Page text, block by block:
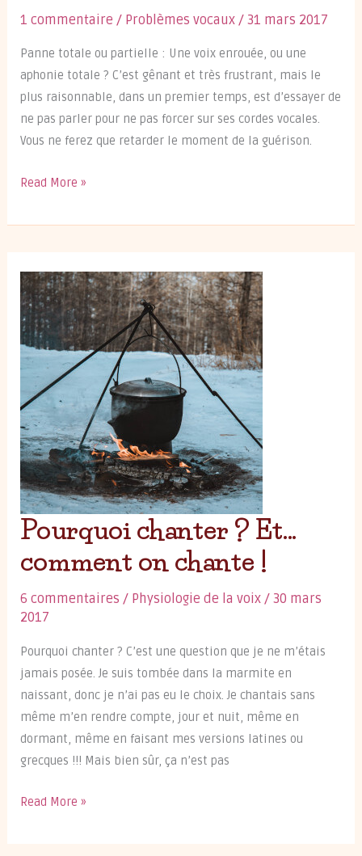
1 commentaire / Problèmes vocaux /31 mars 2017
Panne totale ou partielle : Une voix enrouée, ou une
aphonie totale ? C’est gênant et très frustrant, mais le
plus raisonnable, dans un premier temps, est d’essayer de
ne pas parler pour ne pas forcer sur ses cordes vocales.
Vous ne ferez que retarder le moment de la guérison.
Au
ma
est
en
panne !
Read More »
Pourquoi chanter ? Et…
comment on chante !
6 commentaires / Physiologie de la voix /30 mars
2017
Pourquoi chanter ? C’est une question que je ne m’étais
jamais posée. Je suis tombée dans la marmite en
naissant, donc je n’ai pas eu le choix. Je chantais sans
même m’en rendre compte, jour et nuit, même en
dormant, même en faisant mes versions latines ou
grecques !!! Mais bien sûr, ça n’est pas
Pourquoi
Read More »